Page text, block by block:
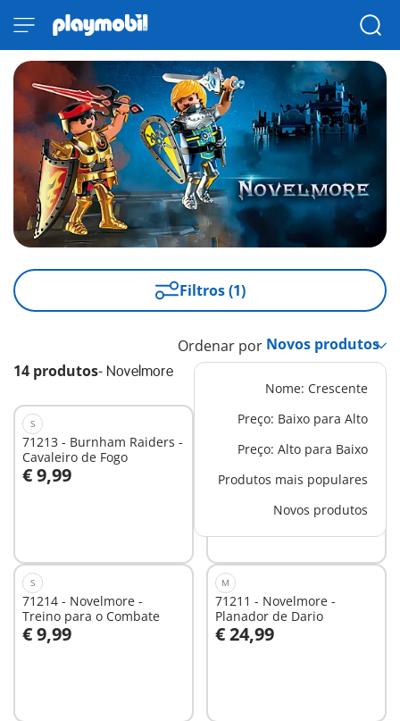
Filtros (1)
14 produtos- Novelmore
Ordenar por
Nome: Crescente
Preço: Baixo para Alto
Preço: Alto para Baixo
Produtos mais populares
Novos produtos
S
71213 - Burnham Raiders -
Cavaleiro de Fogo
€ 9,99
70672 - Set de 3 Bandidos
de Burnham
€ 10,99
Ao carrinho
S
71214 - Novelmore -
Treino para o Combate
€ 9,99
M
71211 - Novelmore -
Planador de Dario
€ 24,99